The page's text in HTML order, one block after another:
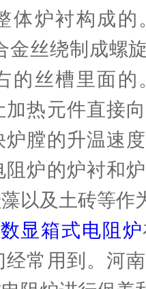
体炉衬构成的
金丝绕制成螺
的丝槽里面
加热元件直接
膛的升温速
炉的炉衬和
以及土砖等作
显箱式电阻炉
经常用到。河